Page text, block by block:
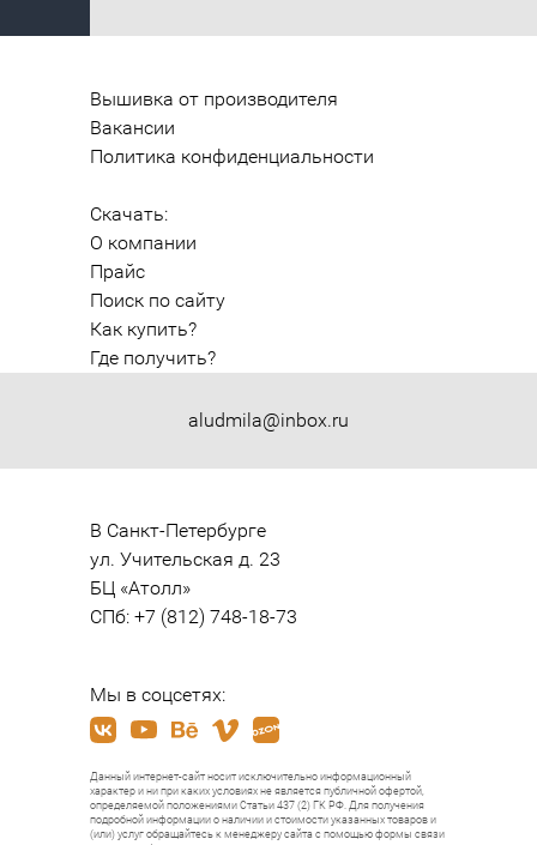
aludmila@inbox.ru
Вышивка от производителя
Вакансии
Политика конфиденциальности
Скачать:
О компании
Прайс
Поиск по сайту
Как купить?
Где получить?
В Санкт-Петербурге
ул. Учительская д. 23
БЦ «Атолл»
СПб: +7 (812) 748-18-73
Мы в соцсетях:
Данный интернет-сайт носит исключительно информационный
характер и ни при каких условиях не является публичной офертой,
определяемой положениями Статьи 437 (2) ГК РФ. Для получения
подробной информации о наличии и стоимости указанных товаров и
(или) услуг обращайтесь к менеджеру сайта с помощью формы связи